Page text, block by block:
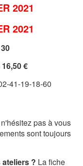
2021
2021
€
41-19-18-60
pas à vous
sont toujours
? La fiche